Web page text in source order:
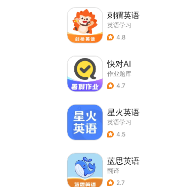
刺猬英语
英语学习
4.8
快对AI
作业题库
4.7
星火英语
英语学习
4.5
蓝思英语
翻译
2.7